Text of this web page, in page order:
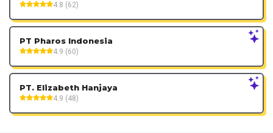
4.8 (62)
PT Pharos Indonesia
4.9 (60)
PT. Elizabeth Hanjaya
4.9 (48)